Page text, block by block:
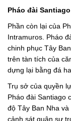
Pháo đài Santiago
Phần còn lại của
Intramuros. Pháo
chinh phục Tây
trên tàn tích của
dựng lại bằng đá
Trụ sở của quyền
Pháo đài Santiago
độ Tây Ban Nha
cảnh sát quân sự